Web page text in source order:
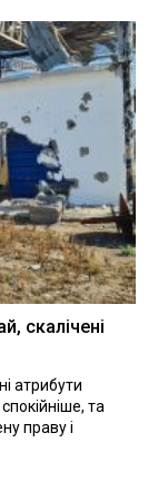
скалічені
атрибути
та
праву і